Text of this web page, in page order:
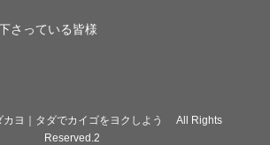
さっている皆様
カヨ｜タダでカイゴをヨクしよう All Rights
Reserved.2